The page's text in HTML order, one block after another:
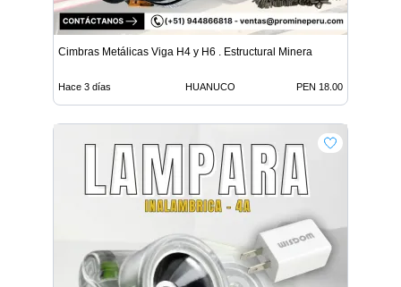
Cimbras Metálicas Viga H4 y H6 . Estructural Minera
Hace 3 días HUANUCO PEN 18.00